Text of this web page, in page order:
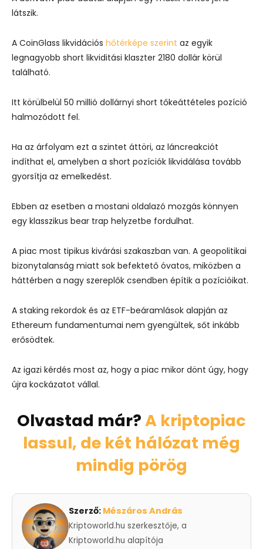
látszik.
A CoinGlass likvidációs hőtérképe szerint az egyik
legnagyobb short likviditási klaszter 2180 dollár körül
található.
Itt körülbelül 50 millió dollárnyi short tőkeáttételes pozíció
halmozódott fel.
Ha az árfolyam ezt a szintet áttöri, az láncreakciót
indíthat el, amelyben a short pozíciók likvidálása tovább
gyorsítja az emelkedést.
Ebben az esetben a mostani oldalazó mozgás könnyen
egy klasszikus bear trap helyzetbe fordulhat.
A piac most tipikus kivárási szakaszban van. A geopolitikai
bizonytalanság miatt sok befektető óvatos, miközben a
háttérben a nagy szereplők csendben építik a pozícióikat.
A staking rekordok és az ETF-beáramlások alapján az
Ethereum fundamentumai nem gyengültek, sőt inkább
erősödtek.
Az igazi kérdés most az, hogy a piac mikor dönt úgy, hogy
újra kockázatot vállal.
Olvastad már?A kriptopiac
lassul, de két hálózat még
mindig pörög
Szerző: Mészáros András
Kriptoworld.hu szerkesztője, a
Kriptoworld.hu alapítója